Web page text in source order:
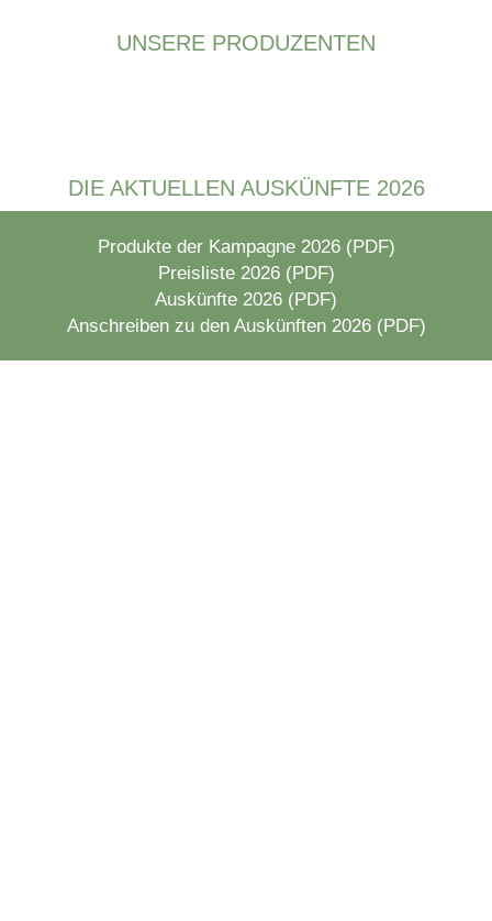
UNSERE PRODUZENTEN
DIE AKTUELLEN AUSKÜNFTE 2026
Produkte der Kampagne 2026 (PDF)
Preisliste 2026 (PDF)
Auskünfte 2026 (PDF)
Anschreiben zu den Auskünften 2026 (PDF)